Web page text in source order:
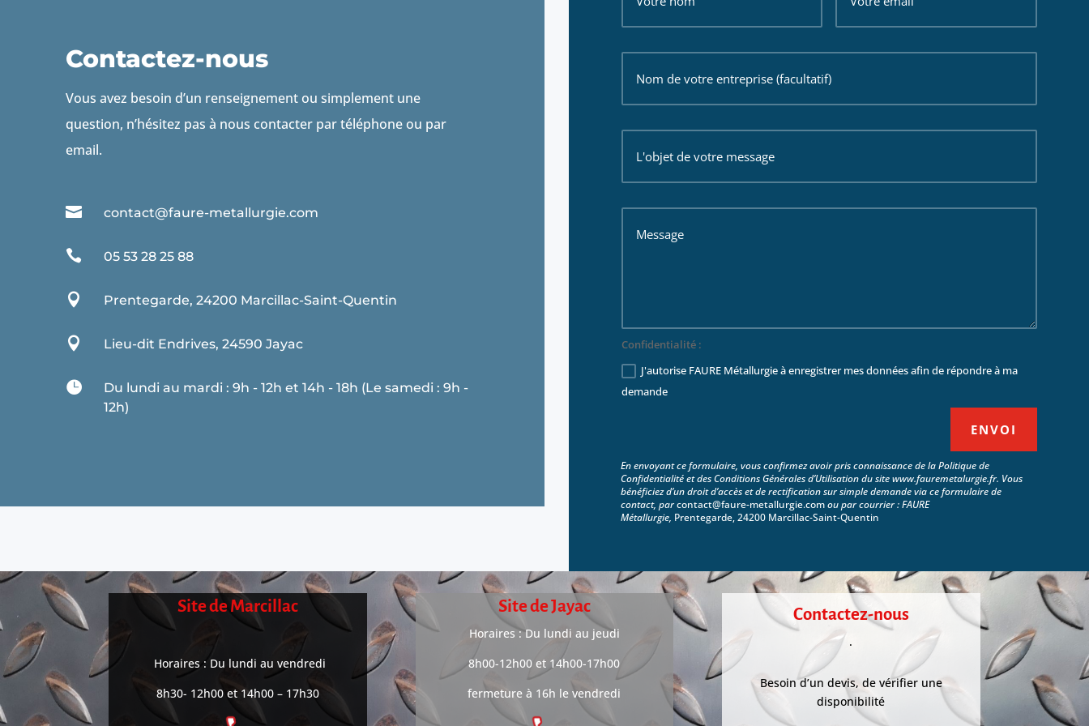
Contactez-nous
Vous avez besoin d’un renseignement ou simplement une
question, n’hésitez pas à nous contacter par téléphone ou par
email.
 contact@faure-metallurgie.com
 05 53 28 25 88
 Prentegarde, 24200 Marcillac-Saint-Quentin
 Lieu-dit Endrives, 24590 Jayac

Du lundi au mardi : 9h - 12h et 14h - 18h (Le samedi : 9h -
12h)
Confidentialité :
J'autorise FAURE Métallurgie à enregistrer mes données afin de répondre à ma
demande
ENVOI
En envoyant ce formulaire, vous confirmez avoir pris connaissance de la Politique de
Confidentialité et des Conditions Générales d’Utilisation du site www.fauremetalurgie.fr. Vous
bénéficiez d’un droit d’accès et de rectification sur simple demande via ce formulaire de
contact, parcontact@faure-metallurgie.comou par courrier : FAURE
Métallurgie, Prentegarde, 24200 Marcillac-Saint-Quentin
Site de Marcillac
Horaires : Du lundi au vendredi
8h30- 12h00 et 14h00 – 17h30
Site de Jayac
Horaires : Du lundi au jeudi
8h00-12h00 et 14h00-17h00
fermeture à 16h le vendredi
Contactez-nous
.
Besoin d’un devis, de vérifier une
disponibilité